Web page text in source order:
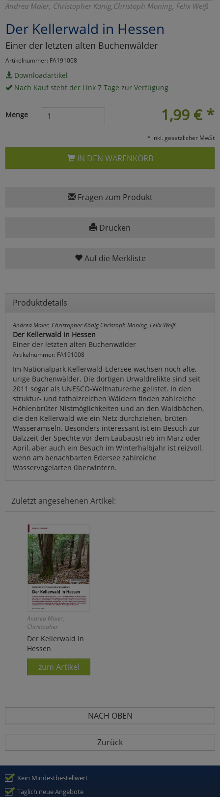
Andrea Maier, Christopher König,Christoph Moning, Felix Weiß
Der Kellerwald in Hessen
Einer der letzten alten Buchenwälder
Artikelnummer: FA191008
Downloadartikel
Nach Kauf steht der Link 7 Tage zur Verfügung
1,99 € *
Menge
* inkl. gesetzlicher MwSt
IN DEN WARENKORB
Fragen zum Produkt
Drucken
Auf die Merkliste
Produktdetails
Andrea Maier, Christopher König,Christoph Moning, Felix Weiß
Der Kellerwald in Hessen
Einer der letzten alten Buchenwälder
Artikelnummer: FA191008
Im Nationalpark Kellerwald-Edersee wachsen noch alte,
urige Buchenwälder. Die dortigen Urwaldrelikte sind seit
2011 sogar als UNESCO-Weltnaturerbe gelistet. In den
struktur- und totholzreichen Wäldern finden zahlreiche
Höhlenbrüter Nistmöglichkeiten und an den Waldbächen,
die den Kellerwald wie ein Netz durchziehen, brüten
Wasseramseln. Besonders interessant ist ein Besuch zur
Balzzeit der Spechte vor dem Laubaustrieb im März oder
April, aber auch ein Besuch im Winterhalbjahr ist reizvoll,
wenn am benachbarten Edersee zahlreiche
Wasservogelarten überwintern.
Zuletzt angesehenen Artikel:
Andrea Maier,
Christopher
König,Christoph
Moning, Felix Weiß
Der Kellerwald in
Hessen
zum Artikel
NACH OBEN
Zurück
Kein Mindestbestellwert
Täglich neue Angebote
Umfragetools
Cookies
Alle Akzeptieren
zurück
zu Haupptseite